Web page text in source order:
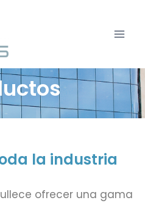
la industria
ofrecer una gama